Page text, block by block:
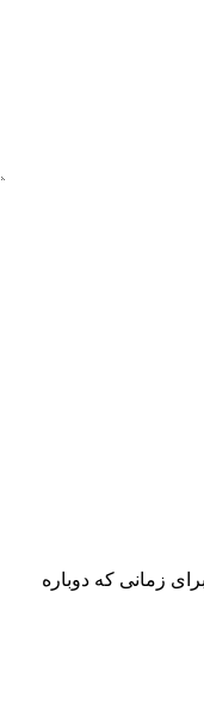
زمانی که دوباره